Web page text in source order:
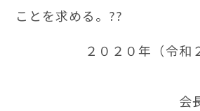
ことを求める。??
２０２０年（令和
会